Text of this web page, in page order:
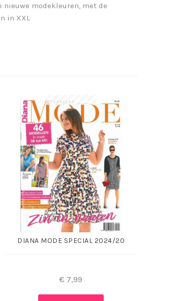
nieuwe modekleuren, met de
in XXL
DIANA MODE SPECIAL 2024/20
€ 7,99